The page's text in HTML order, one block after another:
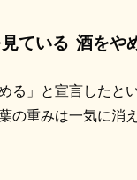
ている 酒をや
る」と宣言したと
の重みは一気に消